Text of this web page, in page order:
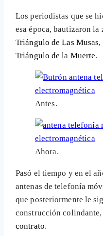
Los periodistas que se
esa época, bautizaron la
Triángulo de Las Musas,
Triángulo de la Muerte.
Antes.
Ahora.
Pasó el tiempo y en el
antenas de telefonía
que posteriormente le
construcción
contrato.